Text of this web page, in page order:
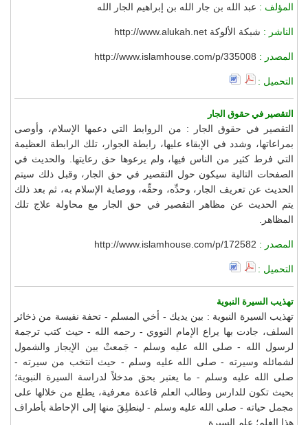
المؤلف : عبد الله بن جار الله بن إبراهيم الجار الله
الناشر : شبكة الألوكة http://www.alukah.net
المصدر : http://www.islamhouse.com/p/335008
التحميل :
التقصير في حقوق الجار
التقصير في حقوق الجار : من الروابط التي دعمها الإسلام، وأوصى
بمراعاتها، وشدد في الإبقاء عليها، رابطة الجوار، تلك الرابطة العظيمة
التي فرط كثير من الناس فيها، ولم يرعوها حق رعايتها. والحديث في
الصفحات التالية سيكون حول التقصير في حق الجار، وقبل ذلك سيتم
الحديث عن تعريف الجار، وحدِّه، وحقِّه، ووصاية الإسلام به، ثم بعد ذلك
يتم الحديث عن مظاهر التقصير في حق الجار مع محاولة علاج تلك
المظاهر.
المصدر : http://www.islamhouse.com/p/172582
التحميل :
تهذيب السيرة النبوية
تهذيب السيرة النبوية : بين يديك - أخي المسلم - تحفة نفيسة من ذخائر
السلف، جادت بها يراع الإمام النووي - رحمه الله - حيث كتب ترجمة
لرسول الله - صلى الله عليه وسلم - جَمعتْ بين الإيجاز والشمول
لشمائله وسيرته - صلى الله عليه وسلم - حيث انتخب من سيرته -
صلى الله عليه وسلم - ما يعتبر بحق مدخلاً لدراسة السيرة النبوية؛
بحيث تكون للدارس وطالب العلم قاعدة معرفية، يطلع من خلالها على
مجمل حياته - صلى الله عليه وسلم - لينطلِقَ منها إلى الإحاطة بأطراف
هذا العلم؛ علم السيرة.